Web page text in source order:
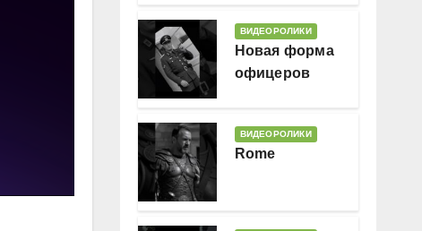
ВИДЕОРОЛИКИ
Новая форма
офицеров
ВИДЕОРОЛИКИ
Rome